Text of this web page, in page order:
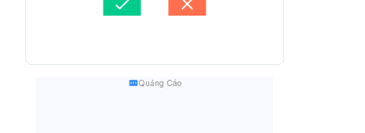
Quảng Cáo